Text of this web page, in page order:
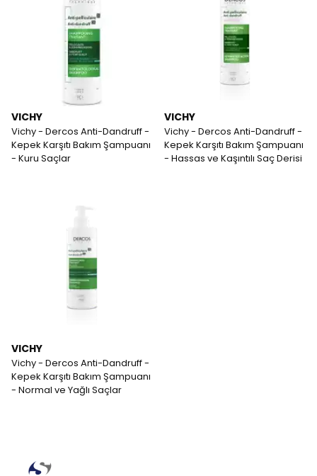
VICHY
Vichy - Dercos Anti-Dandruff -
Kepek Karşıtı Bakım Şampuanı
- Kuru Saçlar
VICHY
Vichy - Dercos Anti-Dandruff -
Kepek Karşıtı Bakım Şampuanı
- Hassas ve Kaşıntılı Saç Derisi
VICHY
Vichy - Dercos Anti-Dandruff -
Kepek Karşıtı Bakım Şampuanı
- Normal ve Yağlı Saçlar